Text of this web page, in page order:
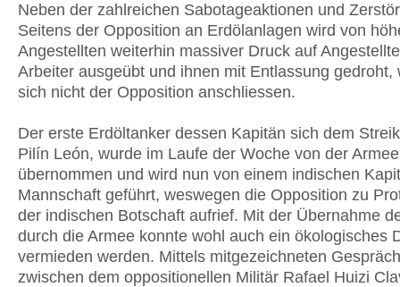
Neben der zahlreichen Sabotageaktionen und
Seitens der Opposition an Erdölanlagen wird von
Angestellten weiterhin massiver Druck auf
Arbeiter ausgeübt und ihnen mit Entlassung gedroht,
sich nicht der Opposition anschliessen.
Der erste Erdöltanker dessen Kapitän sich dem
Pilín León, wurde im Laufe der Woche von der Armee
übernommen und wird nun von einem indischen
Mannschaft geführt, weswegen die Opposition zu
der indischen Botschaft aufrief. Mit der Übernahme
durch die Armee konnte wohl auch ein ökologisches
vermieden werden. Mittels mitgezeichneten
zwischen dem oppositionellen Militär Rafael Huizi